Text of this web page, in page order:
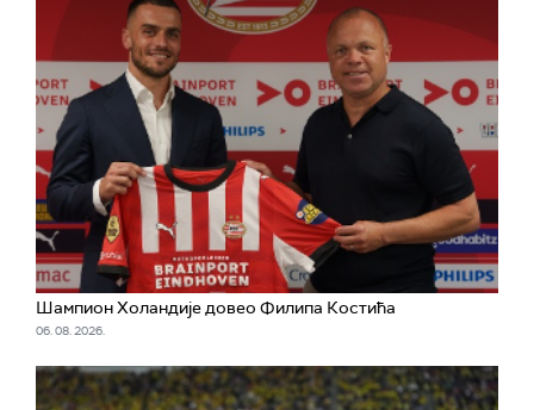
Шампион Холандије довео Филипа Костића
06. 08. 2026.